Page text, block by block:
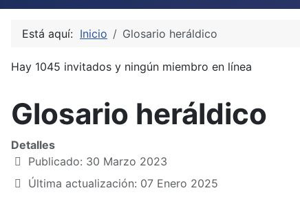
Está aquí: Inicio Glosario heráldico
Hay 1045 invitados y ningún miembro en línea
Glosario heráldico
Detalles
Publicado: 30 Marzo 2023
Última actualización: 07 Enero 2025